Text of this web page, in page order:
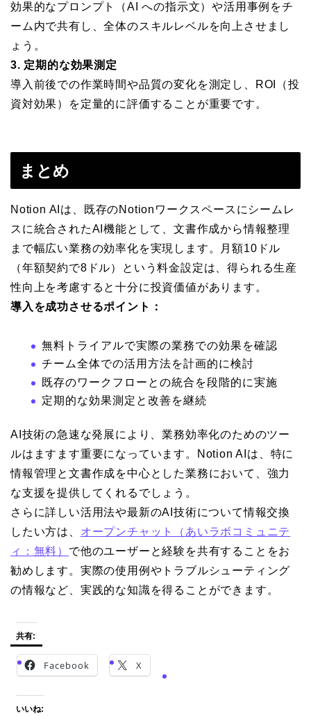
効果的なプロンプト（AI への指示文）や活用事例をチ
ーム内で共有し、全体のスキルレベルを向上させまし
ょう。
3. 定期的な効果測定
導入前後での作業時間や品質の変化を測定し、ROI（投
資対効果）を定量的に評価することが重要です。
まとめ
Notion AIは、既存のNotionワークスペースにシームレ
スに統合されたAI機能として、文書作成から情報整理
まで幅広い業務の効率化を実現します。月額10ドル
（年額契約で8ドル）という料金設定は、得られる生産
性向上を考慮すると十分に投資価値があります。
導入を成功させるポイント：
無料トライアルで実際の業務での効果を確認
チーム全体での活用方法を計画的に検討
既存のワークフローとの統合を段階的に実施
定期的な効果測定と改善を継続
AI技術の急速な発展により、業務効率化のためのツー
ルはますます重要になっています。Notion AIは、特に
情報管理と文書作成を中心とした業務において、強力
な支援を提供してくれるでしょう。
さらに詳しい活用法や最新のAI技術について情報交換
したい方は、 オープンチャット（あいラボコミュニテ
ィ：無料） で他のユーザーと経験を共有することをお
勧めします。実際の使用例やトラブルシューティング
の情報など、実践的な知識を得ることができます。
共有:
Facebook X
いいね: